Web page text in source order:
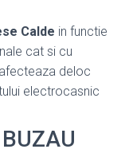
Calde in functie
cat si cu
deloc
electrocasnic